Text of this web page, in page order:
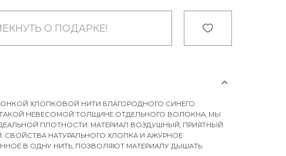
О ПОДАРКЕ!
ХЛОПКОВОЙ НИТИ БЛАГОРОДНОГО СИНЕГО
ТАКОЙ НЕВЕСОМОЙ ТОЛЩИНЕ ОТДЕЛЬНОГО ВОЛОКНА, МЫ
ПЛОТНОСТИ: МАТЕРИАЛ ВОЗДУШНЫЙ, ПРИЯТНЫЙ
СВОЙСТВА НАТУРАЛЬНОГО ХЛОПКА И АЖУРНОЕ
В ОДНУ НИТЬ, ПОЗВОЛЯЮТ МАТЕРИАЛУ ДЫШАТЬ.